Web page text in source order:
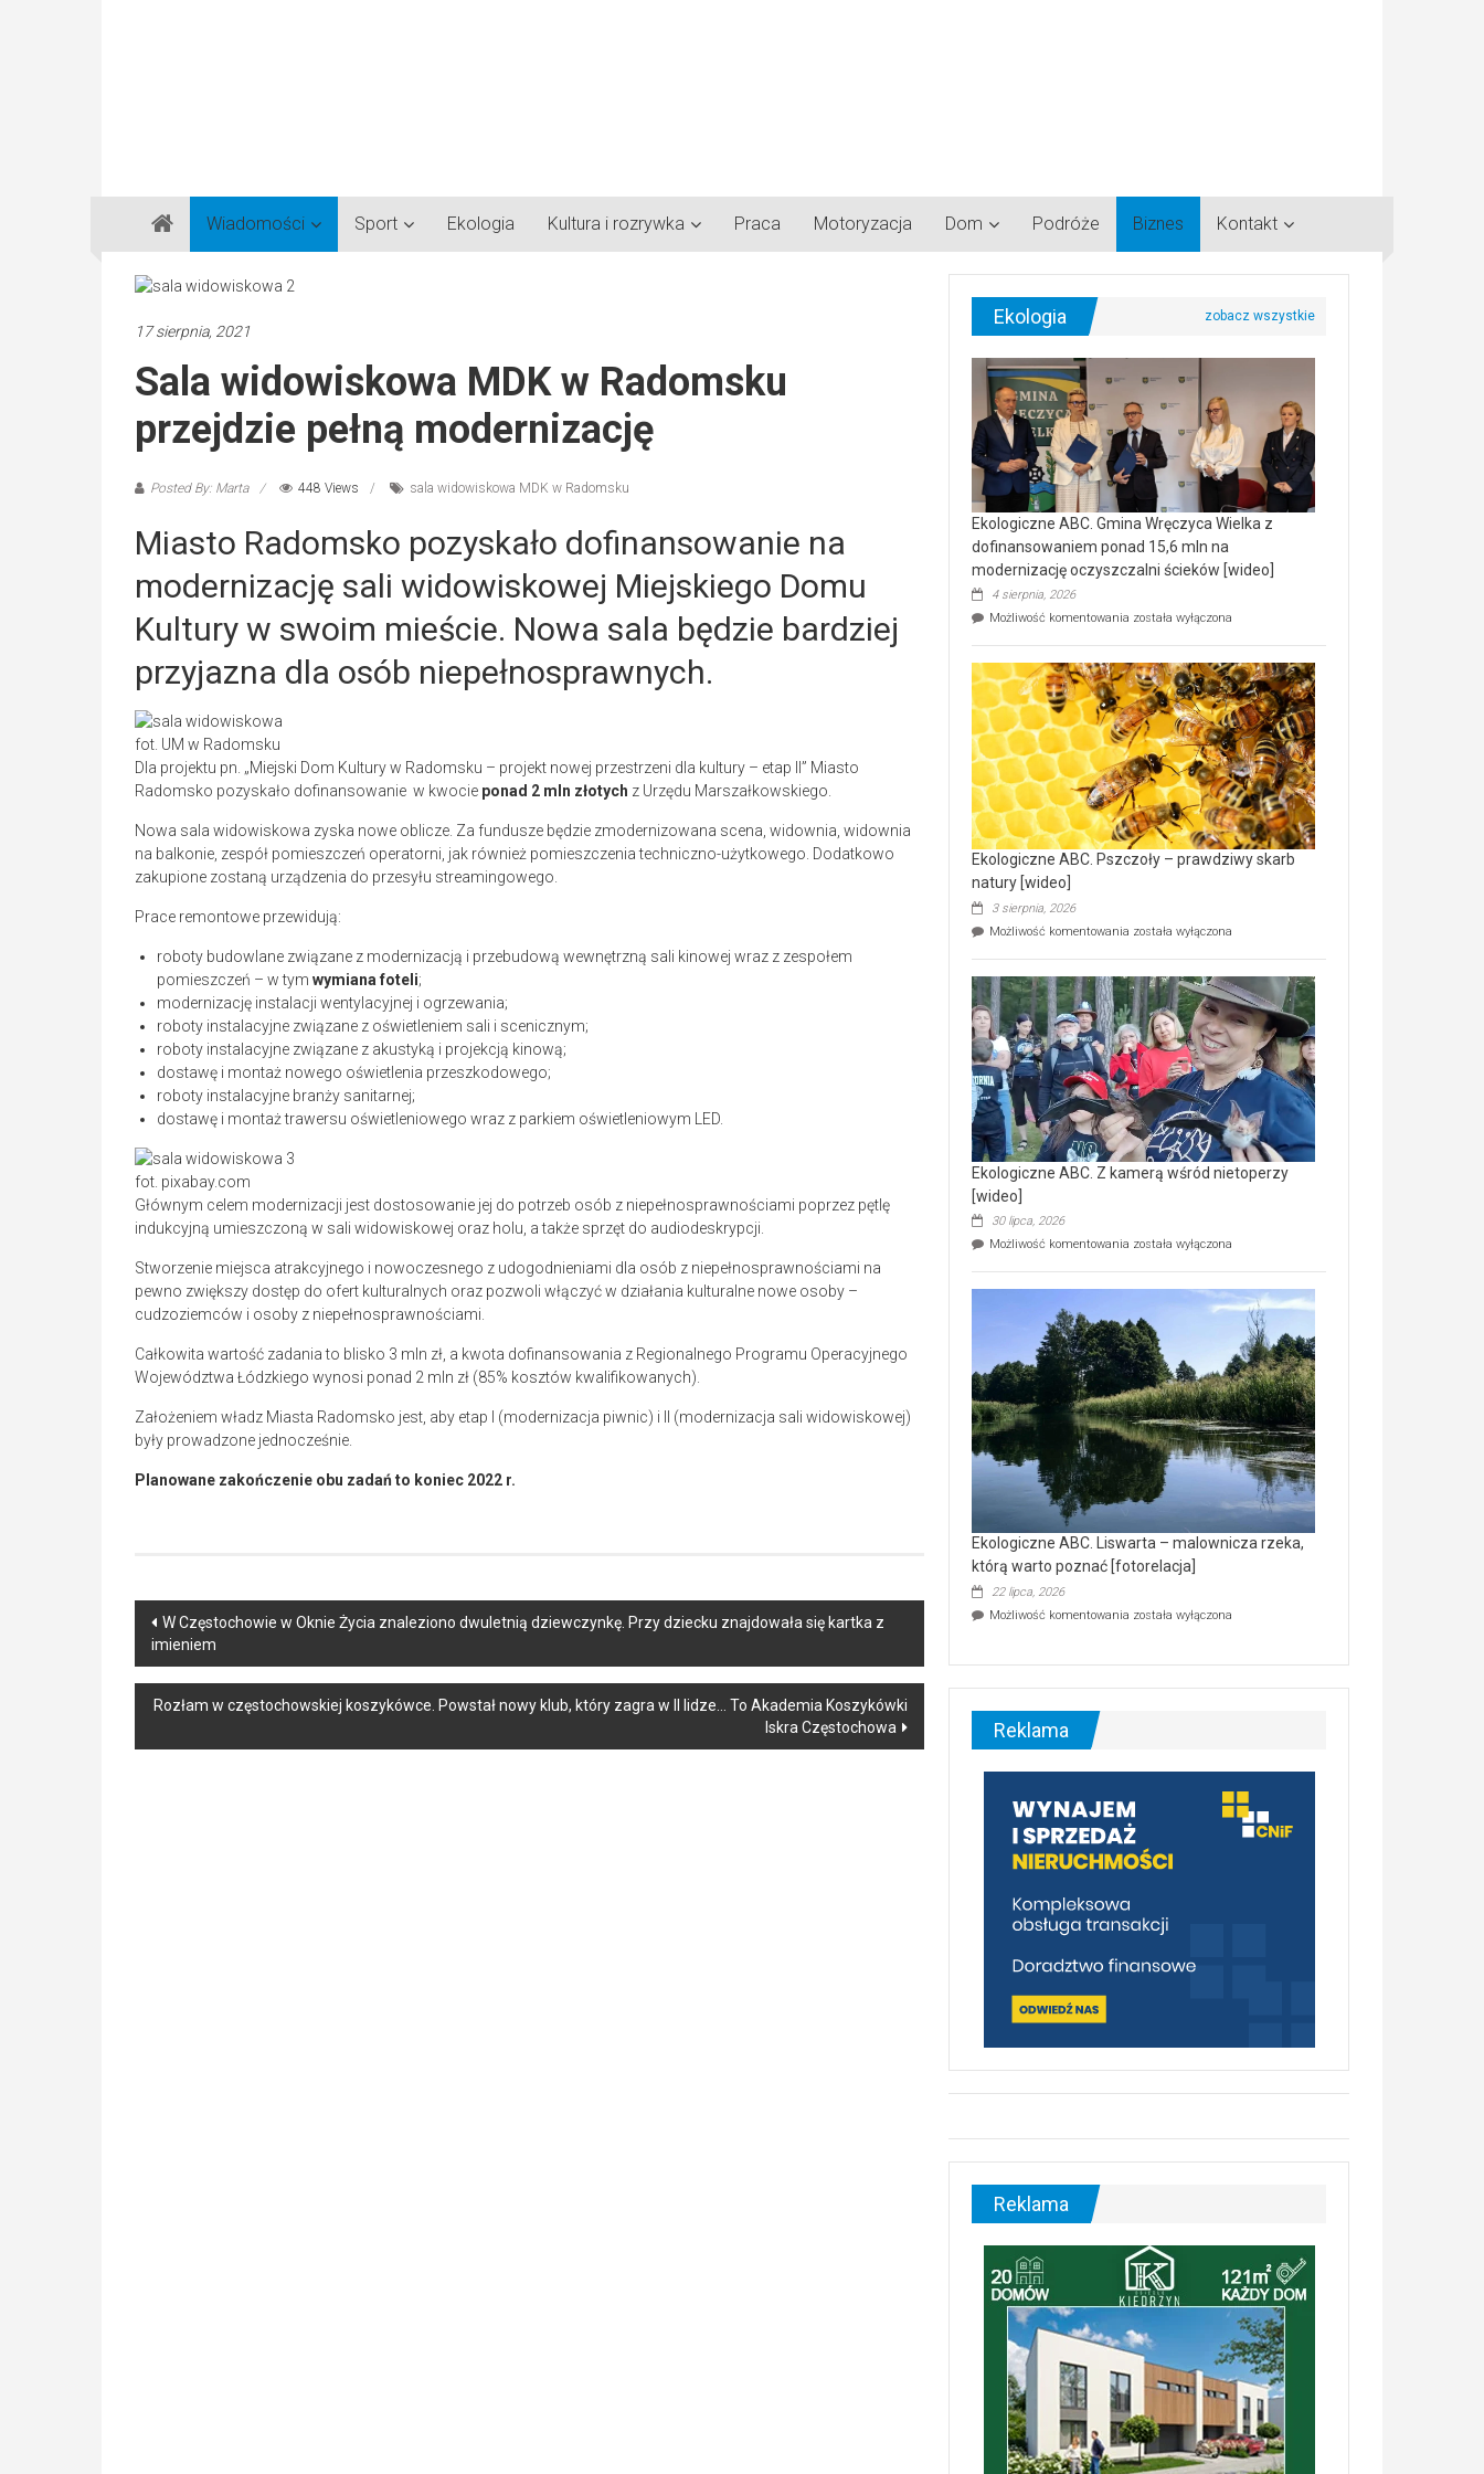
Gazeta
Regionalna
Częstochowa,
Lubliniec,
Wiadomości Sport Ekologia Kultura i rozrywka Praca Motoryzacja Dom Podróże Biznes Kontakt
17 sierpnia, 2021
Sala widowiskowa MDK w Radomsku
przejdzie pełną modernizację
Posted By: Marta 448 Views sala widowiskowa MDK w Radomsku
Miasto Radomsko pozyskało dofinansowanie na
modernizację sali widowiskowej Miejskiego Domu
Kultury w swoim mieście. Nowa sala będzie bardziej
przyjazna dla osób niepełnosprawnych.
fot. UM w Radomsku
Dla projektu pn. „Miejski Dom Kultury w Radomsku – projekt nowej przestrzeni dla kultury – etap II” Miasto
Radomsko pozyskało dofinansowanie w kwocie ponad 2 mln złotych z Urzędu Marszałkowskiego.
Nowa sala widowiskowa zyska nowe oblicze. Za fundusze będzie zmodernizowana scena, widownia, widownia
na balkonie, zespół pomieszczeń operatorni, jak również pomieszczenia techniczno-użytkowego. Dodatkowo
zakupione zostaną urządzenia do przesyłu streamingowego.
Prace remontowe przewidują:
roboty budowlane związane z modernizacją i przebudową wewnętrzną sali kinowej wraz z zespołem
pomieszczeń – w tym wymiana foteli;
modernizację instalacji wentylacyjnej i ogrzewania;
roboty instalacyjne związane z oświetleniem sali i scenicznym;
roboty instalacyjne związane z akustyką i projekcją kinową;
dostawę i montaż nowego oświetlenia przeszkodowego;
roboty instalacyjne branży sanitarnej;
dostawę i montaż trawersu oświetleniowego wraz z parkiem oświetleniowym LED.
fot. pixabay.com
Głównym celem modernizacji jest dostosowanie jej do potrzeb osób z niepełnosprawnościami poprzez pętlę
indukcyjną umieszczoną w sali widowiskowej oraz holu, a także sprzęt do audiodeskrypcji.
Stworzenie miejsca atrakcyjnego i nowoczesnego z udogodnieniami dla osób z niepełnosprawnościami na
pewno zwiększy dostęp do ofert kulturalnych oraz pozwoli włączyć w działania kulturalne nowe osoby –
cudzoziemców i osoby z niepełnosprawnościami.
Całkowita wartość zadania to blisko 3 mln zł, a kwota dofinansowania z Regionalnego Programu Operacyjnego
Województwa Łódzkiego wynosi ponad 2 mln zł (85% kosztów kwalifikowanych).
Założeniem władz Miasta Radomsko jest, aby etap I (modernizacja piwnic) i II (modernizacja sali widowiskowej)
były prowadzone jednocześnie.
Planowane zakończenie obu zadań to koniec 2022 r.
Post
navigation
W Częstochowie w Oknie Życia znaleziono dwuletnią dziewczynkę. Przy dziecku znajdowała się kartka z
imieniem
Rozłam w częstochowskiej koszykówce. Powstał nowy klub, który zagra w II lidze… To Akademia Koszykówki
Iskra Częstochowa
Ekologia
Ekologiczne ABC. Gmina Wręczyca Wielka z
dofinansowaniem ponad 15,6 mln na
modernizację oczyszczalni ścieków [wideo]
4 sierpnia, 2026
Możliwość komentowania Ekologiczne
Wręczyca
Wielka
z
dofinansowaniem
ponad
15,6
mln
na
modernizację
oczyszczalni
ścieków
[wideo]
została wyłączona
Ekologiczne ABC. Pszczoły – prawdziwy skarb
natury [wideo]
3 sierpnia, 2026
Możliwość komentowania Ekologiczne
–
prawdziwy
skarb
natury
[wideo]
została wyłączona
Ekologiczne ABC. Z kamerą wśród nietoperzy
[wideo]
30 lipca, 2026
Możliwość komentowania Ekologiczne
wśród
nietoperzy
[wideo]
została wyłączona
Ekologiczne ABC. Liswarta – malownicza rzeka,
którą warto poznać [fotorelacja]
22 lipca, 2026
Możliwość komentowania Ekologiczne
–
malownicza
[fotorelacja]
została wyłączona
Reklama
Reklama